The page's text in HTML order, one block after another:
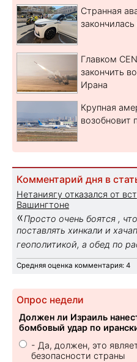
Странная
Главком
закончить
Ирана
Крупная
возобновит
Комментарий дня в
Нетаниягу отказался от
Вашингтоне
«Просто очень боятся ,
поставлять хинкали и
геополитикой, а обед по
Средняя оценка комментария: 4
Опрос недели
Должен ли Израиль
бомбовый удар по
- Да, должен, это
безопасности страны